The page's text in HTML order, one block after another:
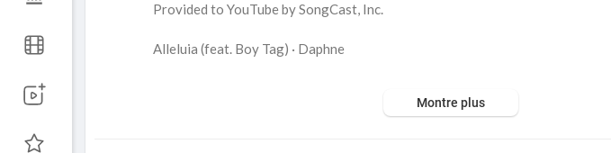
Provided to YouTube by SongCast, Inc.
Alleluia (feat. Boy Tag) · Daphne
Montre plus